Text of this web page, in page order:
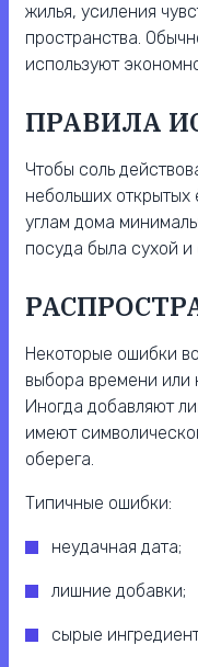
жилья, усиления
пространства.
используют
ПРАВИЛА
Чтобы соль
небольших
углам дома
посуда была сухой и
Некоторые ошибки
выбора времени или
Иногда добавляют
имеют
оберега.
Типичные ошибки:
неудачная дата;
лишние добавки;
сырые